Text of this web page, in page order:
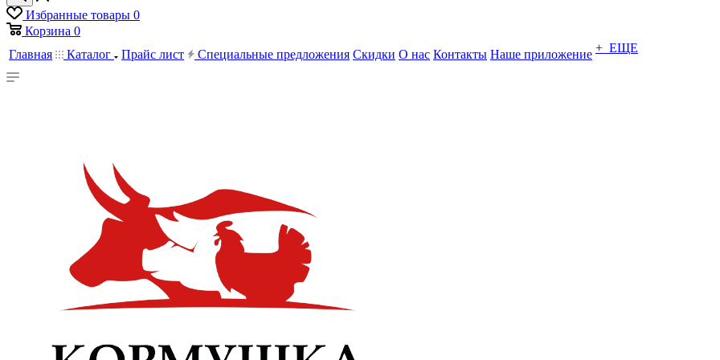
Избранные товары 0
Корзина 0
Главная
Каталог Прайс лист Специальные предложения Скидки О нас Контакты Наше приложение + ЕЩЕ